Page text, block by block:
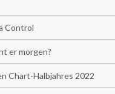
Control
er morgen?
Chart-Halbjahres 2022